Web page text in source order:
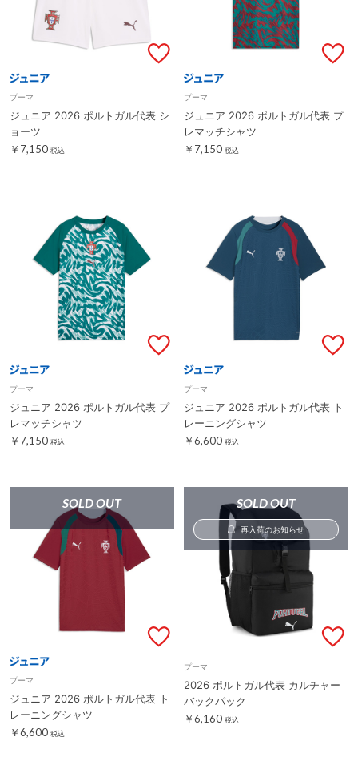
プーマ
ジュニア 2026 ポルトガル代表 シ
ョーツ
￥7,150 税込
プーマ
ジュニア 2026 ポルトガル代表 プ
レマッチシャツ
￥7,150 税込
プーマ
ジュニア 2026 ポルトガル代表 プ
レマッチシャツ
￥7,150 税込
プーマ
ジュニア 2026 ポルトガル代表 ト
レーニングシャツ
￥6,600 税込
SOLD OUT
プーマ
ジュニア 2026 ポルトガル代表 ト
レーニングシャツ
￥6,600 税込
SOLD OUT
再入荷のお知らせ
プーマ
2026 ポルトガル代表 カルチャー
バックパック
￥6,160 税込